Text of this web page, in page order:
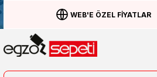
WEB'E ÖZEL FİYATLAR